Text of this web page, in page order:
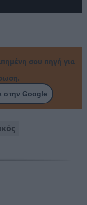
σου πηγή για
στην Google